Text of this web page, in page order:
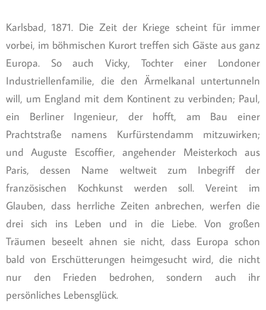
Karlsbad, 1871. Die Zeit der Kriege scheint für immer
vorbei, im böhmischen Kurort treffen sich Gäste aus ganz
Europa. So auch Vicky, Tochter einer Londoner
Industriellenfamilie, die den Ärmelkanal untertunneln
will, um England mit dem Kontinent zu verbinden; Paul,
ein Berliner Ingenieur, der hofft, am Bau einer
Prachtstraße namens Kurfürstendamm mitzuwirken;
und Auguste Escoffier, angehender Meisterkoch aus
Paris, dessen Name weltweit zum Inbegriff der
französischen Kochkunst werden soll. Vereint im
Glauben, dass herrliche Zeiten anbrechen, werfen die
drei sich ins Leben und in die Liebe. Von großen
Träumen beseelt ahnen sie nicht, dass Europa schon
bald von Erschütterungen heimgesucht wird, die nicht
nur den Frieden bedrohen, sondern auch ihr
persönliches Lebensglück.